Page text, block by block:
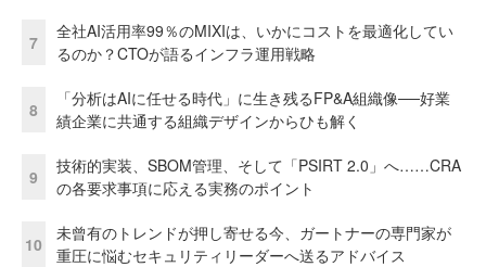
7
全社AI活用率99％のMIXIは、いかにコストを最適化してい
るのか？CTOが語るインフラ運用戦略
8
「分析はAIに任せる時代」に生き残るFP&A組織像──好業
績企業に共通する組織デザインからひも解く
9
技術的実装、SBOM管理、そして「PSIRT 2.0」へ……CRA
の各要求事項に応える実務のポイント
10
未曾有のトレンドが押し寄せる今、ガートナーの専門家が
重圧に悩むセキュリティリーダーへ送るアドバイス